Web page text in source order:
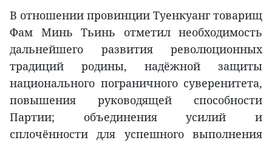
В отношении провинции Туенкуанг товарищ
Фам Минь Тьинь отметил необходимость
дальнейшего развития революционных
традиций родины, надёжной защиты
национального пограничного суверенитета,
повышения руководящей способности
Партии; объединения усилий и
сплочённости для успешного выполнения